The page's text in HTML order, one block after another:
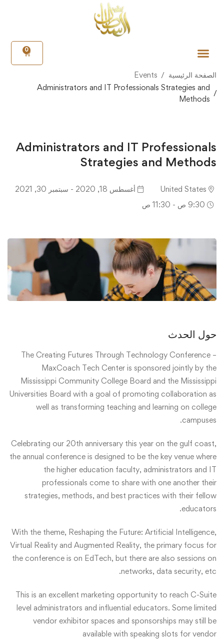
0
الصفحة الرئيسية
Events
Administrators and IT Professionals Strategies and
Methods
Administrators and IT Professionals
Strategies and Methods
United States
أغسطس 18, 2020 - سبتمبر 30, 2021
9:30 ص - 11:30 ص
حول الحدث
The Creating Futures Through Technology Conference –
MaxCoach Tech Center is sponsored jointly by the
Mississippi Community College Board and the Mississippi
Universities Board with a goal of promoting collaboration as
well as transforming teaching and learning on college
campuses.
Celebrating our 20th anniversary this year on the gulf coast,
the annual conference is designed to be the key venue where
the higher education faculty, administrators and IT
professionals come to share with one another their
strategies, methods, and best practices with their fellow
educators.
With the theme, Reshaping the Future: Artificial Intelligence,
Virtual Reality and Augmented Reality, the primary focus for
the conference is on EdTech, but there are also sessions on
networks, data security, etc.
This is an excellent marketing opportunity to reach C-Suite
level administrators and influential educators. Some limited
vendor exhibitor spaces and sponsorships may still be
available with speaking slots for vendor